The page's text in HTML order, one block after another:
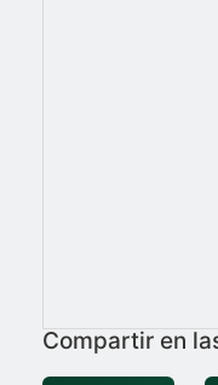
Compartir en